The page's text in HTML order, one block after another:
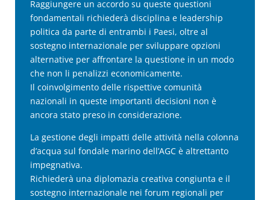
Raggiungere un accordo su queste questioni
fondamentali richiederà disciplina e leadership
politica da parte di entrambi i Paesi, oltre al
sostegno internazionale per sviluppare opzioni
alternative per affrontare la questione in un modo
che non li penalizzi economicamente.
Il coinvolgimento delle rispettive comunità
nazionali in queste importanti decisioni non è
ancora stato preso in considerazione.
La gestione degli impatti delle attività nella colonna
d’acqua sul fondale marino dell’AGC è altrettanto
impegnativa.
Richiederà una diplomazia creativa congiunta e il
sostegno internazionale nei forum regionali per